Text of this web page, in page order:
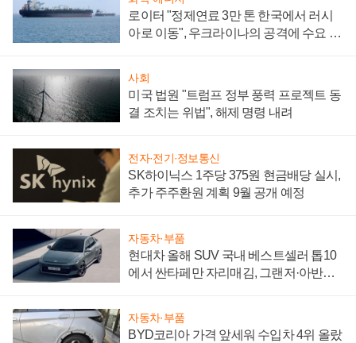
로이터 "정제연료 3만 톤 한국에서 러시
아로 이동", 우크라이나의 공격에 수요 늘
사회
미국 법원 "트럼프 정부 풍력 프로젝트 동
결 조치는 위법", 해제 명령 내려
전자·전기·정보통신
SK하이닉스 1주당 375원 현금배당 실시,
추가 주주환원 계획 9월 공개 예정
자동차·부품
현대차 올해 SUV 국내 베스트셀러 톱10
에서 싼타페만 자리매김, 그랜저·아반떼
자동차·부품
BYD코리아 가격 앞세워 수입차 4위 올랐